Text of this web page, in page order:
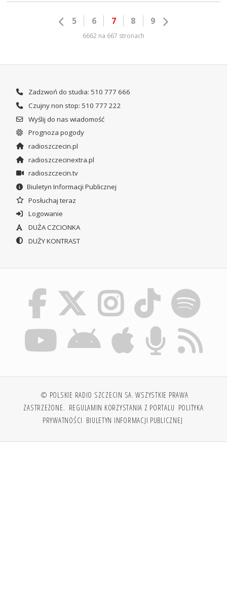
5 6 7 8 9
6662 na 667 stronach
Zadzwoń do studia: 510 777 666
Czujny non stop: 510 777 222
Wyślij do nas wiadomość
Prognoza pogody
radioszczecin.pl
radioszczecinextra.pl
radioszczecin.tv
Biuletyn Informacji Publicznej
Posłuchaj teraz
Logowanie
DUŻA CZCIONKA
DUŻY KONTRAST
© POLSKIE RADIO SZCZECIN SA. WSZYSTKIE PRAWA
ZASTRZEŻONE. REGULAMIN KORZYSTANIA Z PORTALU POLITYKA
PRYWATNOŚCI BIULETYN INFORMACJI PUBLICZNEJ